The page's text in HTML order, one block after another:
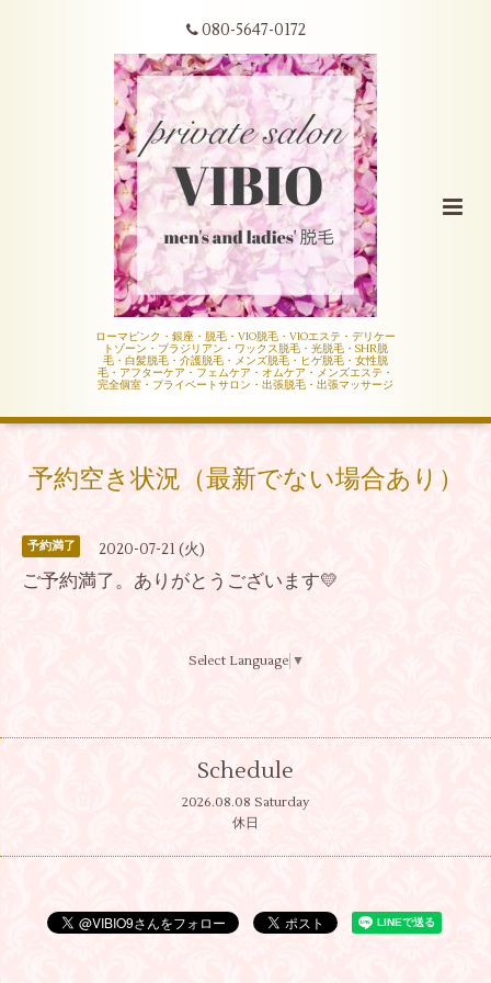
080-5647-0172
ローマピンク・銀座・脱毛・VIO脱毛・VIOエステ・デリケー
トゾーン・ブラジリアン・ワックス脱毛・光脱毛・SHR脱
毛・白髪脱毛・介護脱毛・メンズ脱毛・ヒゲ脱毛・女性脱
毛・アフターケア・フェムケア・オムケア・メンズエステ・
完全個室・プライベートサロン・出張脱毛・出張マッサージ
予約空き状況（最新でない場合あり）
予約満了 2020-07-21 (火)
ご予約満了。ありがとうございます💛
Select Language ▼
Schedule
2026.08.08 Saturday
休日